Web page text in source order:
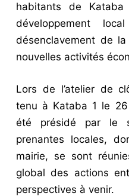
habitants de
développement
désenclavement de
nouvelles activités
Lors de l’atelier de
tenu à Kataba 1 le
été présidé par le
prenantes locales,
mairie, se sont
global des actions
perspectives à venir.